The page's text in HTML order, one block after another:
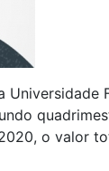
o valor